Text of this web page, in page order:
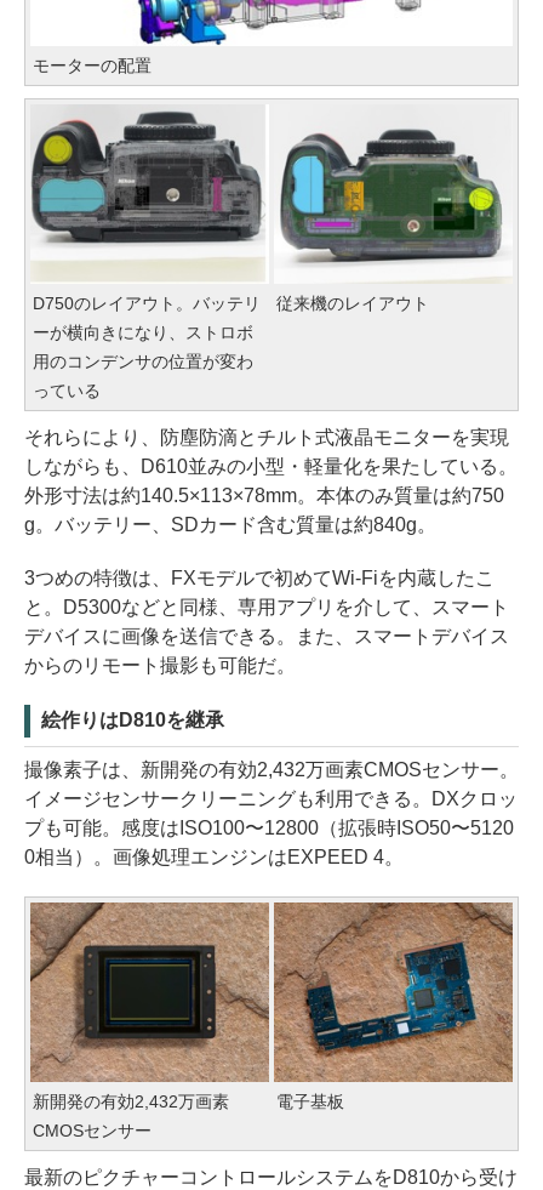
モーターの配置
D750のレイアウト。バッテリ
ーが横向きになり、ストロボ
用のコンデンサの位置が変わ
っている
従来機のレイアウト
それらにより、防塵防滴とチルト式液晶モニターを実現
しながらも、D610並みの小型・軽量化を果たしている。
外形寸法は約140.5×113×78mm。本体のみ質量は約750
g。バッテリー、SDカード含む質量は約840g。
3つめの特徴は、FXモデルで初めてWi-Fiを内蔵したこ
と。D5300などと同様、専用アプリを介して、スマート
デバイスに画像を送信できる。また、スマートデバイス
からのリモート撮影も可能だ。
絵作りはD810を継承
撮像素子は、新開発の有効2,432万画素CMOSセンサー。
イメージセンサークリーニングも利用できる。DXクロッ
プも可能。感度はISO100〜12800（拡張時ISO50〜5120
0相当）。画像処理エンジンはEXPEED 4。
新開発の有効2,432万画素
CMOSセンサー
電子基板
最新のピクチャーコントロールシステムをD810から受け